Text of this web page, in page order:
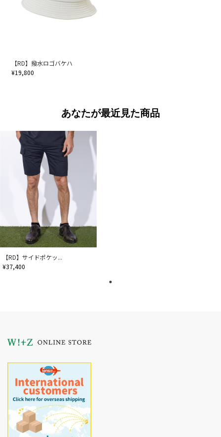
【RD】撥水ロゴバケハ
¥19,800
あなたが最近見た商品
【RD】サイドポケッ...
¥37,400